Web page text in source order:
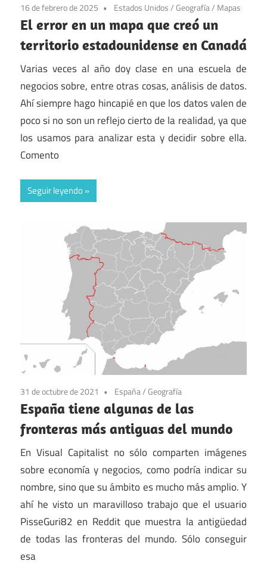
16 de febrero de 2025 Estados Unidos/Geografía/ Mapas
El error en un mapa que creó un
territorio estadounidense en Canadá
Varias veces al año doy clase en una escuela de
negocios sobre, entre otras cosas, análisis de datos.
Ahí siempre hago hincapié en que los datos valen de
poco si no son un reflejo cierto de la realidad, ya que
los usamos para analizar esta y decidir sobre ella.
Comento
Seguir leyendo
31 de octubre de 2021 España/Geografía
España tiene algunas de las
fronteras más antiguas del mundo
En Visual Capitalist no sólo comparten imágenes
sobre economía y negocios, como podría indicar su
nombre, sino que su ámbito es mucho más amplio. Y
ahí he visto un maravilloso trabajo que el usuario
PisseGuri82 en Reddit que muestra la antigüedad
de todas las fronteras del mundo. Sólo conseguir
esa